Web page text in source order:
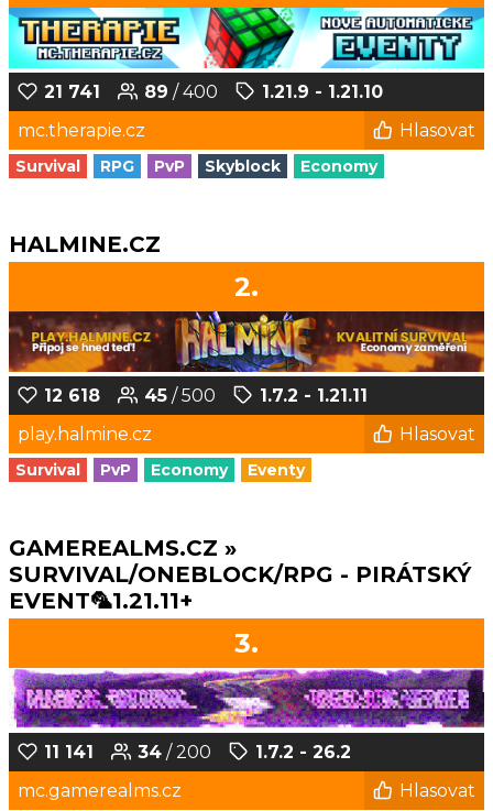
21 741 89 / 400
1.21.9 - 1.21.10
mc.therapie.cz
Hlasovat
Survival RPG PvP Skyblock Economy
HALMINE.CZ
2.
12 618 45 / 500
1.7.2 - 1.21.11
play.halmine.cz
Hlasovat
Survival PvP Economy Eventy
GAMEREALMS.CZ »
SURVIVAL/ONEBLOCK/RPG - PIRÁTSKÝ
EVENT🦜1.21.11+
3.
11 141 34 / 200
1.7.2 - 26.2
mc.gamerealms.cz
Hlasovat